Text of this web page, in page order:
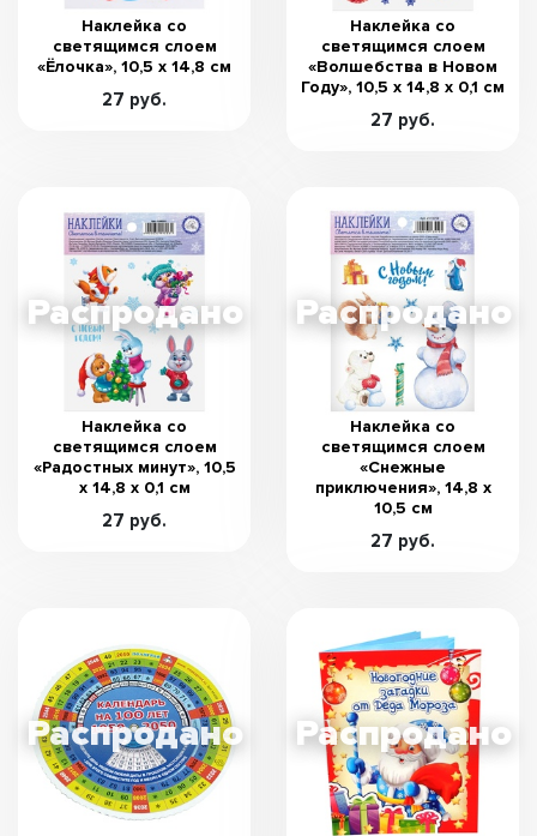
Наклейка со
светящимся слоем
«Ёлочка», 10,5 х 14,8 см
27 руб.
Наклейка со
светящимся слоем
«Волшебства в Новом
Году», 10,5 х 14,8 х 0,1 см
27 руб.
Наклейка со
светящимся слоем
«Радостных минут», 10,5
х 14,8 х 0,1 см
27 руб.
Наклейка со
светящимся слоем
«Снежные
приключения», 14,8 х
10,5 см
27 руб.